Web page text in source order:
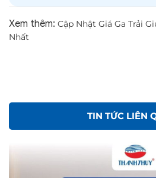
Xem thêm: Cập Nhật Giá Ga Trải
Nhất
TIN TỨC LIÊN